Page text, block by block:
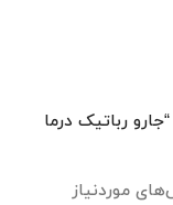
رباتیک درما
موردنیاز